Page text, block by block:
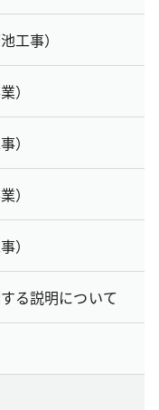
工事）
）
）
）
）
る説明について